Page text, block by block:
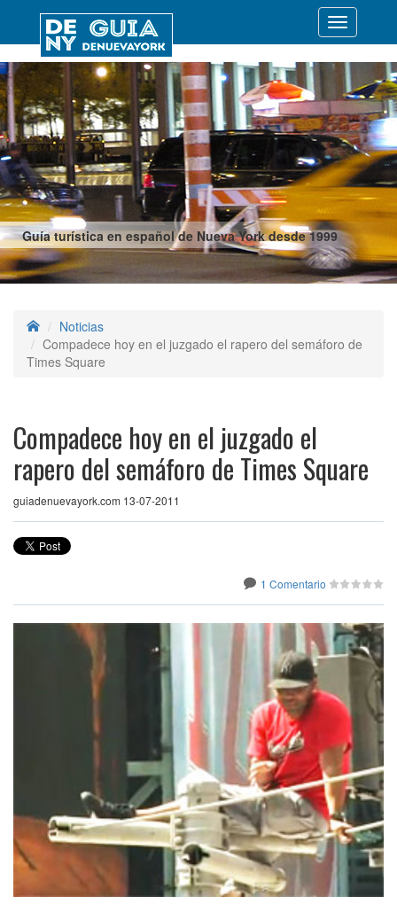
Guía turística en español de Nueva York desde 1999
Desplegar
Noticias
Compadece hoy en el juzgado el rapero del semáforo de
Times Square
Compadece hoy en el juzgado el
rapero del semáforo de Times Square
guiadenuevayork.com 13-07-2011
1 Comentario